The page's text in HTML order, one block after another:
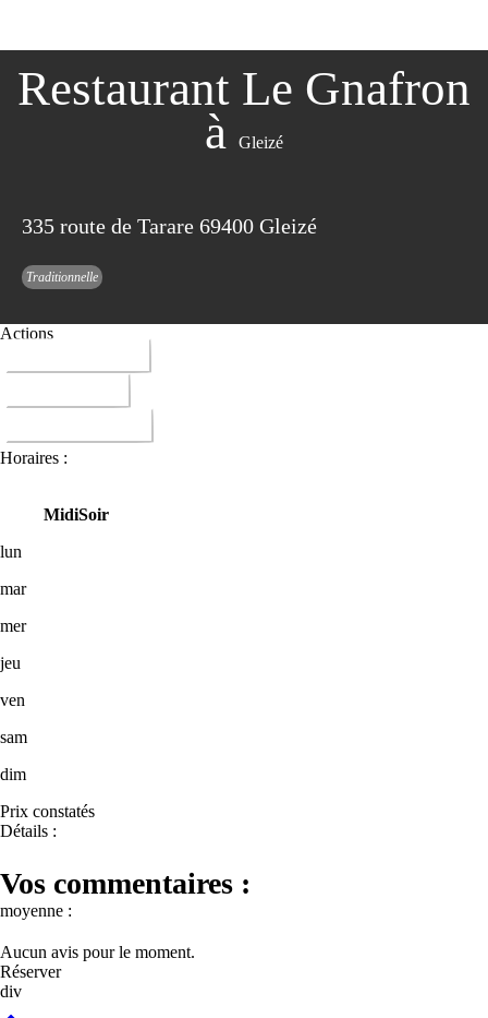
Restaurant Le Gnafron
à
Gleizé
335 route de Tarare 69400 Gleizé
Traditionnelle
Actions
Horaires :
MidiSoir
lun
mar
mer
jeu
ven
sam
dim
Prix constatés
Détails :
Vos commentaires :
moyenne :
Aucun avis pour le moment.
Réserver
div